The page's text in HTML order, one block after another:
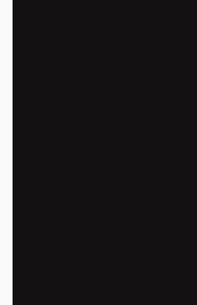
Nossa Bici. A própria
regras e o funcionamento
4) MUTIRÃO DE TRIAGEM,
BICICLETAS E PRODUÇÃO
Essa etapa envolveu
voluntários. Em uma tarde
bicicletas para
projeto, aproveitamos
que eventualmente